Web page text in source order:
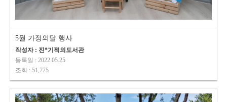
5월 가정의달 행사
작성자 : 진*기적의도서관
등록일 : 2022.05.25
조회 : 51,775